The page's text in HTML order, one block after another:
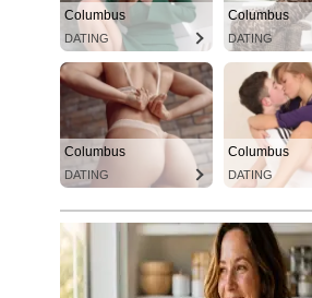
Columbus
DATING
Columbus
DATING
Columbus
DATING
Columbus
DATING